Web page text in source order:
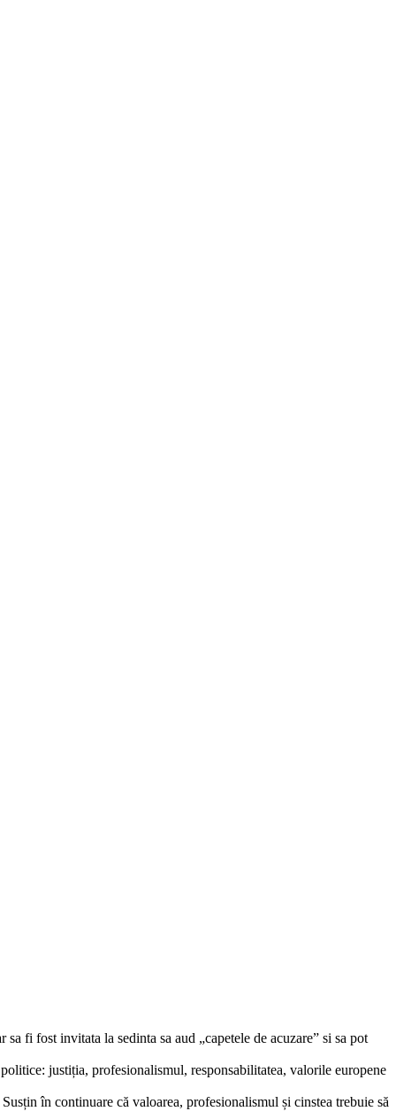
fi fost invitata la sedinta sa aud „capetele de acuzare” si sa pot
justiția, profesionalismul, responsabilitatea, valorile europene
în continuare că valoarea, profesionalismul și cinstea trebuie să